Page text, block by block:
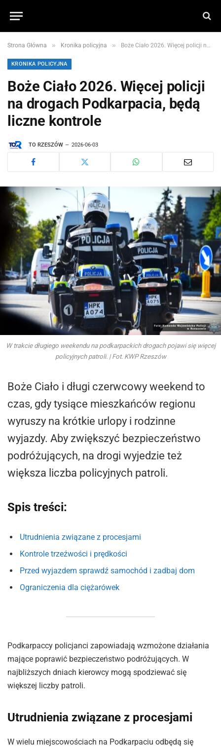
Strona Główna » Kronika policyjna » Boże Ciało 2026. Więcej policji na drogach Podkarpacia, będą liczne kontrole
KRONIKA POLICYJNA
Boże Ciało 2026. Więcej policji
na drogach Podkarpacia, będą
liczne kontrole
TO RZESZÓW 2026-06-03
W trakcie długiego weekendu na podkarpackich drogach pojawi się więcej
policyjnych patroli. | Fot. KWP Rzeszów
Boże Ciało i długi czerwcowy weekend to
czas, gdy tysiące mieszkańców regionu
wyruszy na krótkie urlopy i rodzinne
wyjazdy. Aby zwiększyć bezpieczeństwo
podróżujących, na drogi wyjedzie też
większa liczba policyjnych patroli.
Spis treści:
Utrudnienia związane z procesjami
Kontrole trzeźwości i prędkości
Przed wyjazdem sprawdź samochód i zadbaj dom
Ograniczenia dla ciężarówek
Podkarpaccy policjanci zapowiadają wzmożone działania
mające poprawić bezpieczeństwo podróżujących. W
najbliższych dniach kierowcy mogą spodziewać się
większej liczby patroli.
Utrudnienia związane z procesjami
W wielu miejscowościach na Podkarpaciu odbędą się